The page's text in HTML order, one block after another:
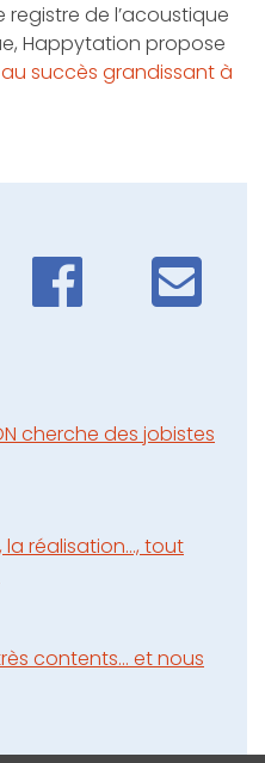
de l’acoustique
Happytation propose
succès grandissant à
cherche des jobistes
la réalisation…, tout
contents... et nous